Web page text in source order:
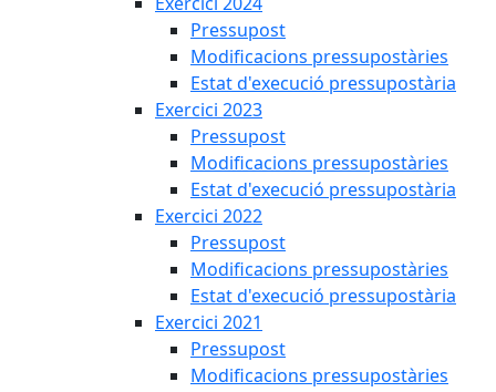
Pressupost
Modificacions pressupostàries
Estat d'execució pressupostària
Exercici 2023
Pressupost
Modificacions pressupostàries
Estat d'execució pressupostària
Exercici 2022
Pressupost
Modificacions pressupostàries
Estat d'execució pressupostària
Exercici 2021
Pressupost
Modificacions pressupostàries